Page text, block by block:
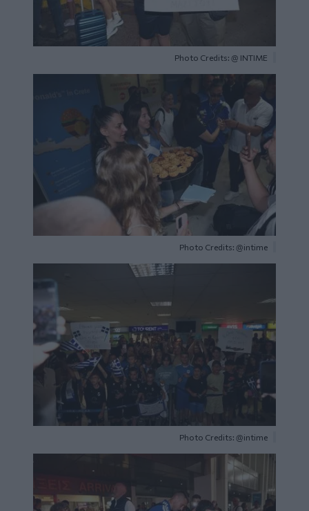
Photo Credits: @ ΙΝΤΙΜΕ
Photo Credits: @intime
Photo Credits: @intime